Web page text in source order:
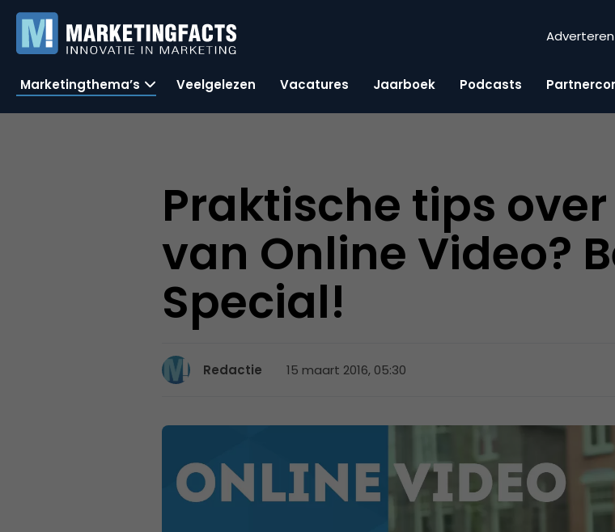
Adverteren
Marketingthema’s Veelgelezen Vacatures Jaarboek Podcasts
Praktische tips
van Online Video?
Special!
Redactie 15 maart 2016, 05:30